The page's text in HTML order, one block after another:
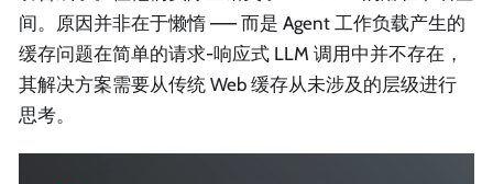
间。原因并非在于懒惰 —— 而是 Agent 工作负载产生的
缓存问题在简单的请求-响应式 LLM 调用中并不存在，
其解决方案需要从传统 Web 缓存从未涉及的层级进行
思考。